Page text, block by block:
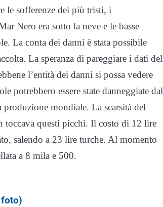
le sofferenze dei più tristi, i
Nero era sotto la neve e le basse
La conta dei danni è stata possibile
La speranza di pareggiare i dati del
l’entità dei danni si possa vedere
potrebbero essere state danneggiate dal
mondiale. La scarsità del
toccava questi picchi. Il costo di 12 lire
salendo a 23 lire turche. Al momento
a 8 mila e 500.
foto)